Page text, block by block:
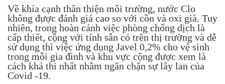
Về khía cạnh thân thiện môi trường, nước Clo
không được đánh giá cao so với cồn và oxi già. Tuy
nhiên, trong hoàn cảnh việc phòng chống dịch là
cấp thiết, cộng với tính sẵn có trên thị trường và dễ
sử dụng thì việc ứng dụng Javel 0,2% cho vệ sinh
trong mỗi gia đình và khu vực cộng được xem là
cách khả thi nhất nhằm ngăn chặn sự lây lan của
Covid -19.